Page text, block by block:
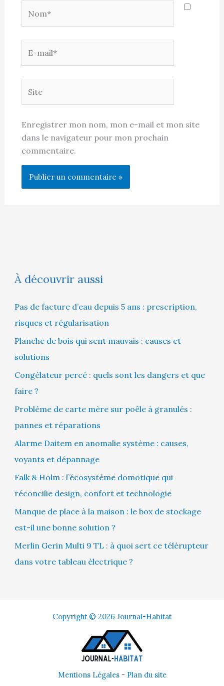
mail*
Enregistrer mon nom, mon e-mail et mon site
dans le navigateur pour mon prochain
commentaire.
À découvrir aussi
Pas de facture d’eau depuis 5 ans : prescription,
risques et régularisation
Planche de bois qui sent mauvais : causes et
solutions
Congélateur percé : quels sont les dangers et que
faire ?
Problème de carte mère sur poêle à granulés :
pannes et réparations
Alarme Daitem en anomalie système : causes,
voyants et dépannage
Falk & Holm : l’écosystème domotique qui
réconcilie design, confort et technologie
Manque de place à la maison : le box de stockage
est-il une bonne solution ?
Merlin Gerin Multi 9 TL : à quoi sert ce télérupteur
dans votre tableau électrique ?
Copyright © 2026 Journal-Habitat
Mentions Légales- Plan du site